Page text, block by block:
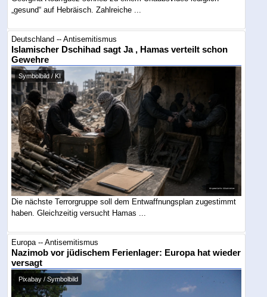
„gesund“ auf Hebräisch. Zahlreiche ...
Deutschland -- Antisemitismus
Islamischer Dschihad sagt Ja , Hamas verteilt schon
Gewehre
Symbolbild / KI
Die nächste Terrorgruppe soll dem Entwaffnungsplan zugestimmt
haben. Gleichzeitig versucht Hamas ...
Europa -- Antisemitismus
Nazimob vor jüdischem Ferienlager: Europa hat wieder
versagt
Pixabay / Symbolbild